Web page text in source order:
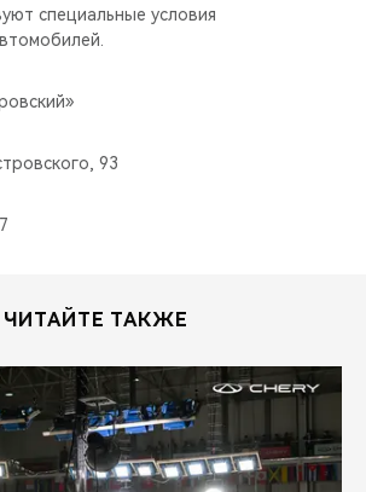
специальные условия
93
ЧИТАЙТЕ ТАКЖЕ